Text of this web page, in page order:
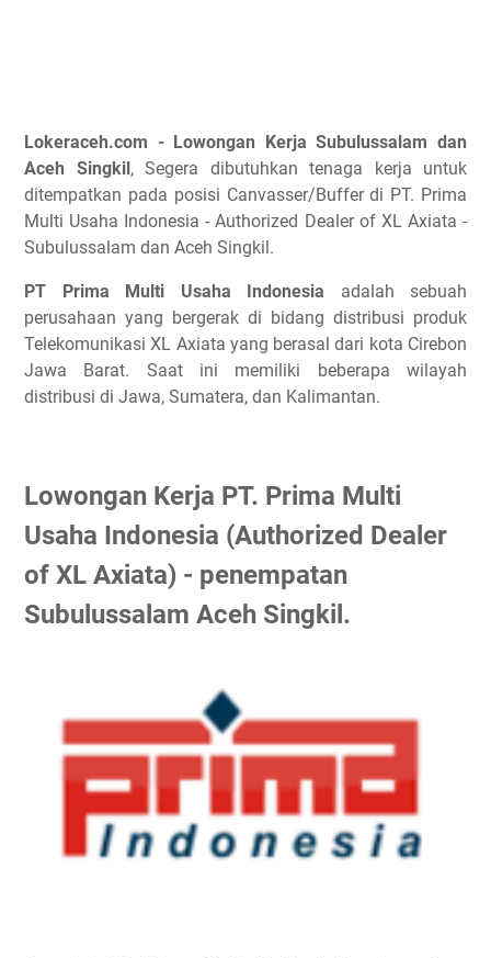
Lokeraceh.com - Lowongan Kerja Subulussalam dan
Aceh Singkil, Segera dibutuhkan tenaga kerja untuk
ditempatkan pada posisi Canvasser/Buffer di PT. Prima
Multi Usaha Indonesia - Authorized Dealer of XL Axiata -
Subulussalam dan Aceh Singkil.
PT Prima Multi Usaha Indonesia adalah sebuah
perusahaan yang bergerak di bidang distribusi produk
Telekomunikasi XL Axiata yang berasal dari kota Cirebon
Jawa Barat. Saat ini memiliki beberapa wilayah
distribusi di Jawa, Sumatera, dan Kalimantan.
Lowongan Kerja PT. Prima Multi
Usaha Indonesia (Authorized Dealer
of XL Axiata) - penempatan
Subulussalam Aceh Singkil.